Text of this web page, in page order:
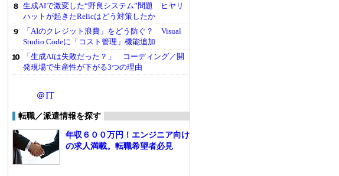
生成AIで激変した“野良システム”問題 ヒヤリ
ハットが起きたRelicはどう対策したか
「AIのクレジット浪費」をどう防ぐ？ Visual
Studio Codeに「コスト管理」機能追加
「生成AIは失敗だった？」 コーディング／開
発現場で生産性が下がる3つの理由
＠IT
転職／派遣情報を探す
年収６００万円！エンジニア向け
の求人満載。転職希望者必見